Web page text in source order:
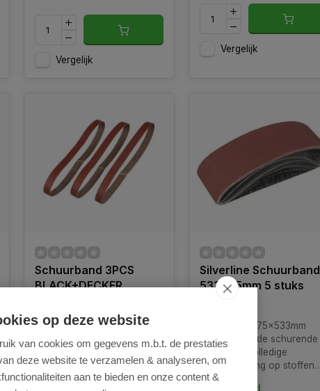
Vergelijk
Vergelijk
Schuurband 3PCS
BLACK+DECKER
pvc, 13x455mm, K120
BLACK+DECKER Powerfile,
hout, verf, pvc, 13x455mm,
K120
Silverline Schuurband
533x75mm 5 stuks
Schuurband 75x533mm
aluminiumoxide schurende
korrel met volledige
harsverbinding op stoffen
achterzijde. Overlappende
Op voorraad
op deze website
van cookies om gegevens m.b.t. de prestaties
deze website te verzamelen & analyseren, om
aan te bieden en onze content &